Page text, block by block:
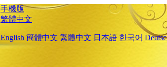
手機版
繁體中文
English 簡體中文 繁體中文 日本語 한국어